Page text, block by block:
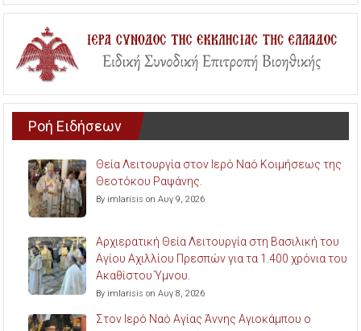
Ροή Ειδήσεων
Θεία Λειτουργία στον Ιερό Ναό Κοιμήσεως της
Θεοτόκου Ραψάνης.
By imlarisis on Αυγ 9, 2026
Αρχιερατική Θεία Λειτουργία στη Βασιλική του
Αγίου Αχιλλίου Πρεσπών για τα 1.400 χρόνια του
Ακαθίστου Ύμνου.
By imlarisis on Αυγ 8, 2026
Στον Ιερό Ναό Αγίας Άννης Αγιοκάμπου ο